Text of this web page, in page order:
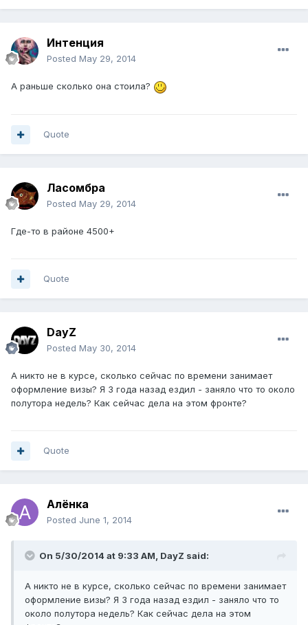
Интенция
Posted May 29, 2014
А раньше сколько она стоила?
Quote
Ласомбра
Posted May 29, 2014
Где-то в районе 4500+
Quote
DayZ
Posted May 30, 2014
А никто не в курсе, сколько сейчас по времени занимает
оформление визы? Я 3 года назад ездил - заняло что то около
полутора недель? Как сейчас дела на этом фронте?
Quote
Алёнка
Posted June 1, 2014
On 5/30/2014 at 9:33 AM, DayZ said:
А никто не в курсе, сколько сейчас по времени занимает
оформление визы? Я 3 года назад ездил - заняло что то
около полутора недель? Как сейчас дела на этом